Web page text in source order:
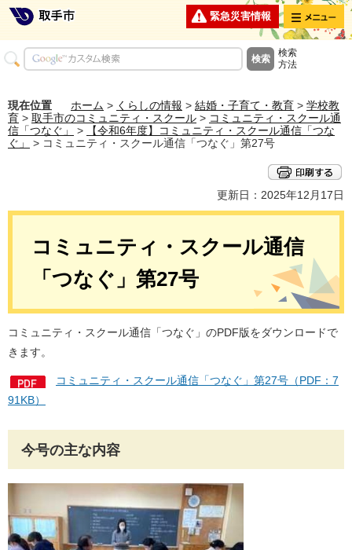
緊急災害情報 メニュー
検索
方法
現在位置 ホーム > くらしの情報 > 結婚・子育て・教育 > 学校教
育 > 取手市のコミュニティ・スクール > コミュニティ・スクール通
信「つなぐ」
>
【令和6年度】コミュニティ・スクール通信「つな
ぐ」
> コミュニティ・スクール通信「つなぐ」第27号
更新日：2025年12月17日
コミュニティ・スクール通信
「つなぐ」第27号
コミュニティ・スクール通信「つなぐ」のPDF版をダウンロードで
きます。
コミュニティ・スクール通信「つなぐ」第27号（PDF：7
91KB）
今号の主な内容